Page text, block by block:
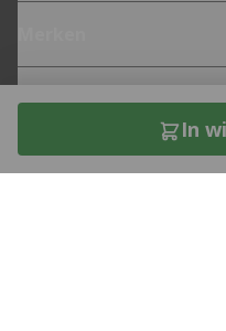
In
Fietsen